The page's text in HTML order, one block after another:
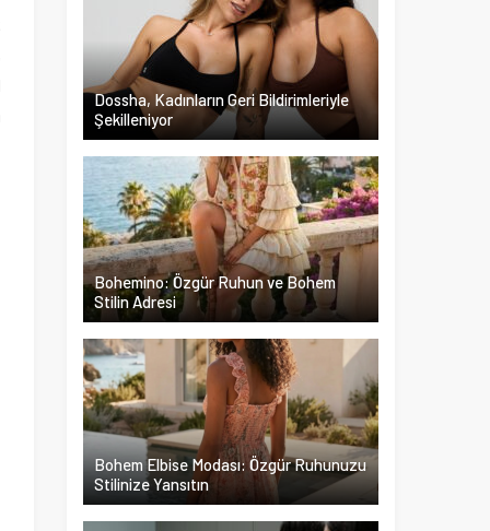
Dossha, Kadınların Geri Bildirimleriyle
Şekilleniyor
Bohemino: Özgür Ruhun ve Bohem
Stilin Adresi
Bohem Elbise Modası: Özgür Ruhunuzu
Stilinize Yansıtın